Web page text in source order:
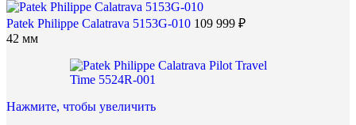
Patek Philippe Calatrava 5153G-010 109 999 ₽
42 мм
Нажмите, чтобы увеличить